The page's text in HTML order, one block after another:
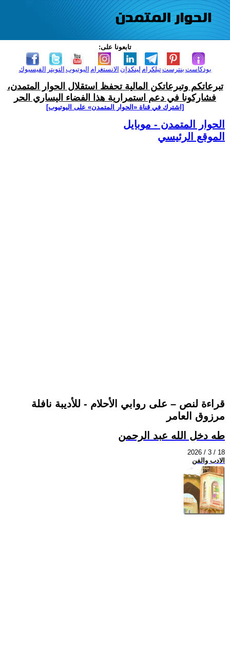
تابعونا على:
الفيسبوك التويتر اليوتيوب الانستغرام لينكدإن تيلكرامبنترست بودكاست
تبرعاتكم وتبرعاتكن المالية تحفظ استقلال الحوار المتمدن،
فشاركونا في دعم استمرارية هذا الفضاء اليساري الحر
[اشترك في قناة ‫«الحوار المتمدن» على اليوتيوب]
الحوار المتمدن - موبايل
الموقع الرئيسي
قراءة لنص – على روابي الأحلام - للأديبة نافلة
مرزوق العامر
طه دخل الله عبد الرحمن
2026 / 3 / 18
الادب والفن